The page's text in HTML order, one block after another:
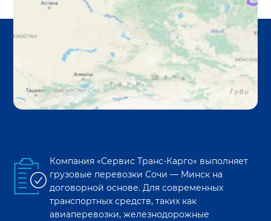
Компания «Сервис Транс-Карго» выполняет
грузовые перевозки Сочи — Минск на
договорной основе. Для современных
транспортных средств, таких как
авиаперевозки, железнодорожные